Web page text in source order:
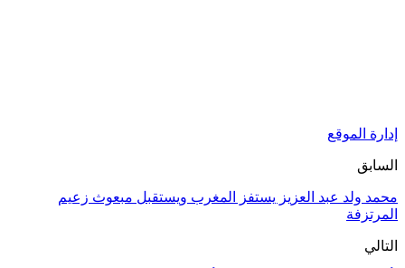
إدارة الموقع
السابق
محمد ولد عبد العزيز يستفز المغرب ويستقبل مبعوث زعيم
المرتزفة
التالي